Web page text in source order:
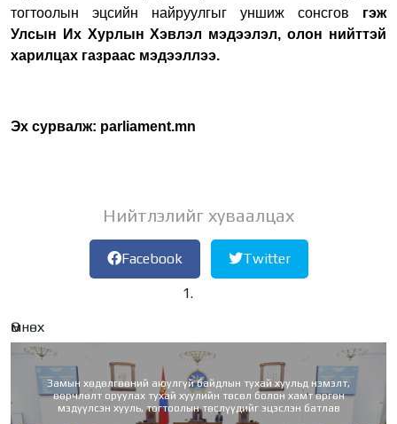
тогтоолын эцсийн найруулгыг уншиж сонсгов гэж
Улсын Их Хурлын Хэвлэл мэдээлэл, олон нийттэй
харилцах газраас мэдээллээ.
Эх сурвалж: parliament.mn
Нийтлэлийг хуваалцах
Facebook Twitter
Өмнөх
Замын хөдөлгөөний аюулгүй байдлын тухай хуульд нэмэлт,
өөрчлөлт оруулах тухай хуулийн төсөл болон хамт өргөн
мэдүүлсэн хууль, тогтоолын төслүүдийг эцэслэн батлав